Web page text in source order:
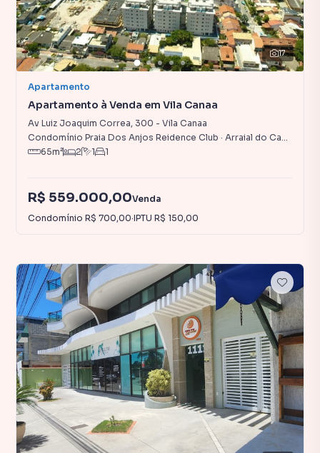
17
Apartamento
Apartamento à Venda em Vila Canaa
Av Luiz Joaquim Correa, 300 - Vila Canaa
Condomínio Praia Dos Anjos Reidence Club · Arraial do Cabo
65m² 2 1 1
R$ 559.000,00Venda
Condomínio R$ 700,00·IPTU R$ 150,00